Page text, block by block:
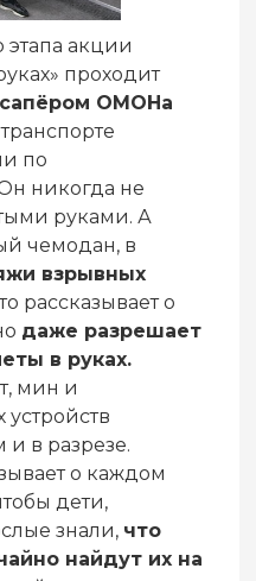
этапа акции
проходит
ОМОНа
по
никогда не
руками. А
чемодан, в
взрывных
рассказывает о
даже разрешает
в руках.
мин и
в разрезе.
о каждом
дети,
знали, что
найдут их на